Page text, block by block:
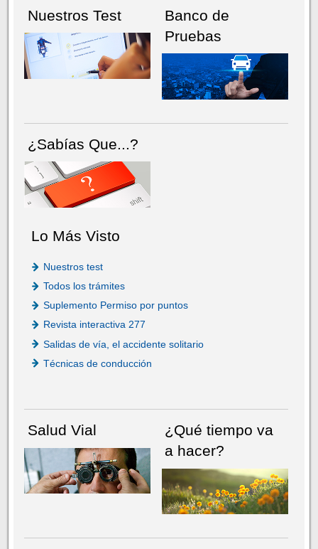
Nuestros Test
Banco de
Pruebas
¿Sabías Que...?
Lo Más Visto
Nuestros test
Todos los trámites
Suplemento Permiso por puntos
Revista interactiva 277
Salidas de vía, el accidente solitario
Técnicas de conducción
Salud Vial
¿Qué tiempo va
a hacer?